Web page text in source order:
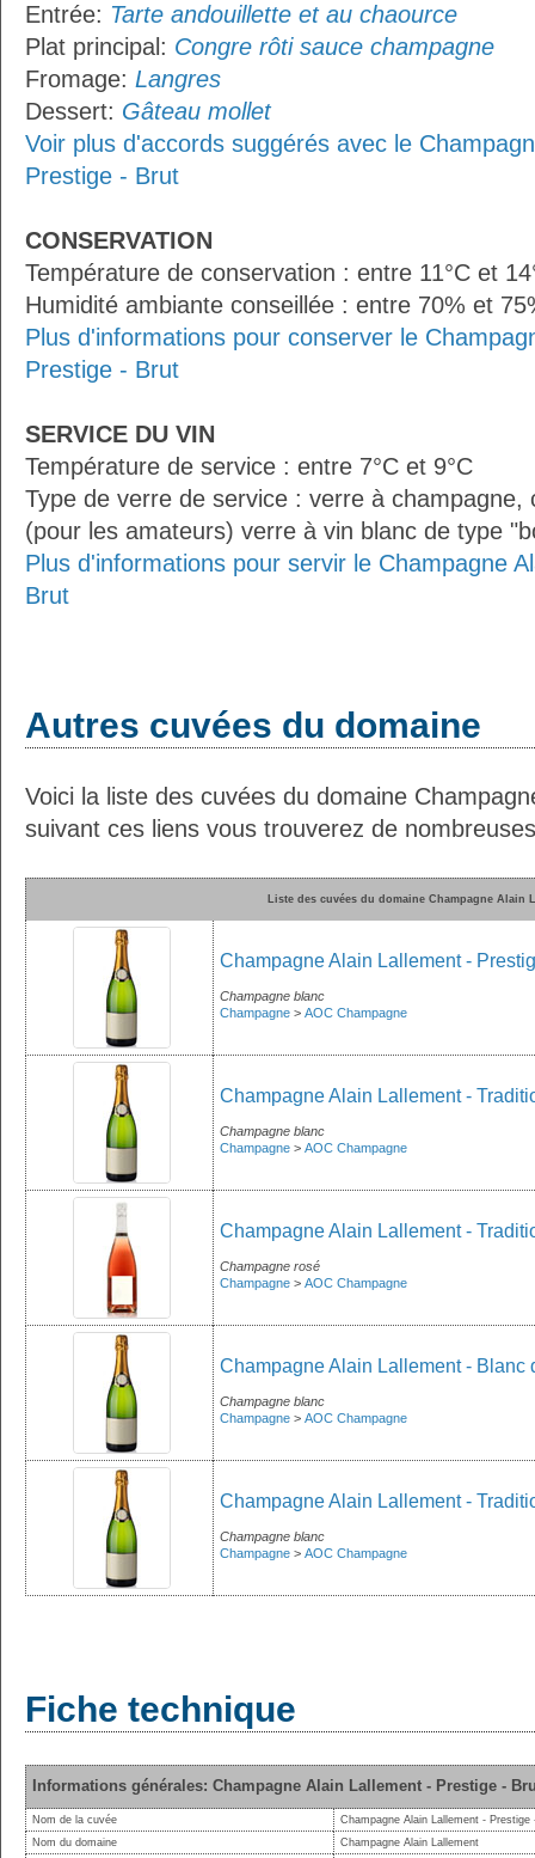
Entrée: Tarte andouillette et au chaource
Plat principal: Congre rôti sauce champagne
Fromage: Langres
Dessert: Gâteau mollet
Voir plus d'accords suggérés avec le
Prestige - Brut
CONSERVATION
Température de conservation : entre 11°C et
Humidité ambiante conseillée : entre 70% et
Plus d'informations pour conserver le
Prestige - Brut
SERVICE DU VIN
Température de service : entre 7°C et 9°C
Type de verre de service : verre à champagne,
(pour les amateurs) verre à vin blanc de type
Plus d'informations pour servir le Champagne
Brut
Autres cuvées du domaine
Voici la liste des cuvées du domaine
suivant ces liens vous trouverez de
Liste des cuvées du domaine Champagne Alain
Champagne Alain Lallement -
Champagne blanc
Champagne > AOC Champagne
Champagne Alain Lallement -
Champagne blanc
Champagne > AOC Champagne
Champagne Alain Lallement -
Champagne rosé
Champagne > AOC Champagne
Champagne Alain Lallement - Blanc
Champagne blanc
Champagne > AOC Champagne
Champagne Alain Lallement -
Champagne blanc
Champagne > AOC Champagne
Fiche technique
Informations générales: Champagne Alain Lallement - Prestige -
Nom de la cuvée
Champagne Alain Lallement - Prestige
Nom du domaine
Champagne Alain Lallement